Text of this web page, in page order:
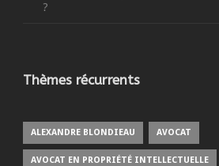
?
Thèmes récurrents
ALEXANDRE BLONDIEAU AVOCAT
AVOCAT EN PROPRIÉTÉ INTELLECTUELLE